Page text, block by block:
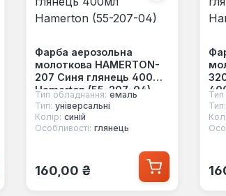
Фарба аерозольна
молоткова HAMERTON-
207 Синя глянець 400мл
Hamerton (55-207-04)
Тип обладнання: емаль
Тип: універсальні
Колір: синій
Особливості: глянець
Звичайна ціна:
160,00 ₴
Тип: